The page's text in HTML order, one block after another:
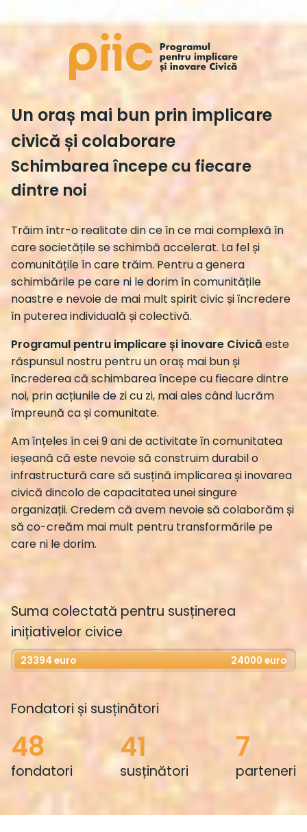
Un oraș mai bun prin implicare
civică și colaborare
Schimbarea începe cu fiecare
dintre noi
Trăim într-o realitate din ce în ce mai complexă în
care societățile se schimbă accelerat. La fel și
comunitățile în care trăim. Pentru a genera
schimbările pe care ni le dorim în comunitățile
noastre e nevoie de mai mult spirit civic și încredere
în puterea individuală și colectivă.
Programul pentru implicare și inovare Civică este
răspunsul nostru pentru un oraș mai bun și
încrederea că schimbarea începe cu fiecare dintre
noi, prin acțiunile de zi cu zi, mai ales când lucrăm
împreună ca și comunitate.
Am înțeles în cei 9 ani de activitate în comunitatea
ieșeană că este nevoie să construim durabil o
infrastructură care să susțină implicarea și inovarea
civică dincolo de capacitatea unei singure
organizații. Credem că avem nevoie să colaborăm și
să co-creăm mai mult pentru transformările pe
care ni le dorim.
Suma colectată pentru susținerea
inițiativelor civice
Fondatori și susținători
48
fondatori
41
susținători
7
parteneri